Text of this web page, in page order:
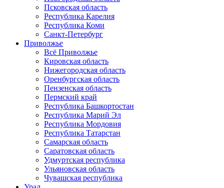
Псковская область
Республика Карелия
Республика Коми
Санкт-Петербург
Приволжье
Всё Приволжье
Кировская область
Нижегородская область
Оренбургская область
Пензенская область
Пермский край
Республика Башкортостан
Республика Марий Эл
Республика Мордовия
Республика Татарстан
Самарская область
Саратовская область
Удмуртская республика
Ульяновская область
Чувашская республика